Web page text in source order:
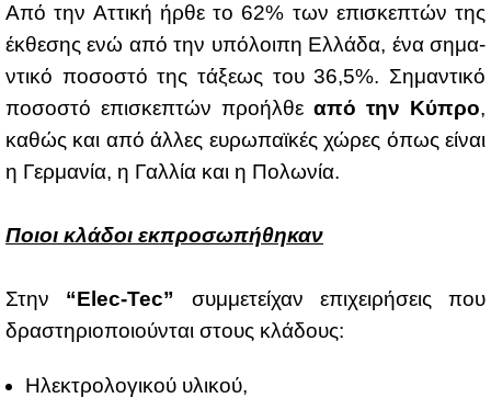
Από την Ατ­τι­κή ήρ­θε το 62% των επι­σκε­πτών της
έκ­θε­σης ενώ από την υπό­λοι­πη Ελ­λά­δα, ένα ση­μα­
ντι­κό πο­σο­στό της τά­ξε­ως του 36,5%. Ση­μα­ντι­κό
πο­σο­στό επι­σκε­πτών προ­ήλ­θε από την Κύ­προ,
κα­θώς και από άλ­λες ευ­ρω­παϊ­κές χώ­ρες όπως εί­ναι
η Γερ­μα­νία, η Γαλ­λία και η Πο­λω­νία.
Ποιοι κλά­δοι εκ­προ­σω­πή­θη­καν
Στην “Elec-Tec” συμ­με­τεί­χαν επι­χει­ρή­σεις που
δρα­στη­ριο­ποιού­νται στους κλά­δους:
Ηλε­κτρο­λο­γι­κού υλι­κού,